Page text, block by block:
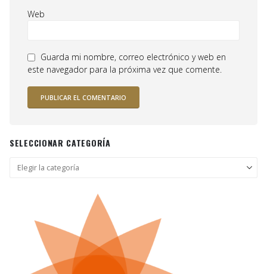
Web
Guarda mi nombre, correo electrónico y web en
este navegador para la próxima vez que comente.
SELECCIONAR CATEGORÍA
Seleccionar
categoría